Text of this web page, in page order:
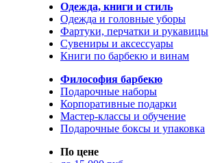
Одежда, книги и стиль
Одежда и головные уборы
Фартуки, перчатки и рукавицы
Сувениры и аксессуары
Книги по барбекю и винам
Философия барбекю
Подарочные наборы
Корпоративные подарки
Мастер-классы и обучение
Подарочные боксы и упаковка
По цене